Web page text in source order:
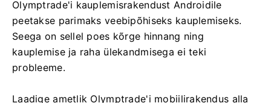
Olymptrade'i kauplemisrakendust Androidile
peetakse parimaks veebipõhiseks kauplemiseks.
Seega on sellel poes kõrge hinnang ning
kauplemise ja raha ülekandmisega ei teki
probleeme.
Laadige ametlik Olymptrade'i mobiilirakendus alla